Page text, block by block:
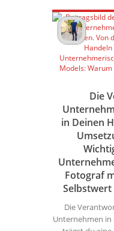
Die
in Deinen
Fotograf
Die
Unternehmen in